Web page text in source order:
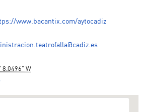
www.bacantix.com/aytocadiz
8.0496" W